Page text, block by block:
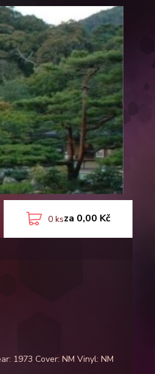
0 ksza 0,00 Kč
1973 Cover: NM Vinyl: NM